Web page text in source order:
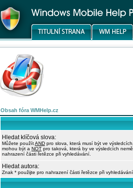
Obsah fóra WMHelp.cz
Hledat klíčová slova:
Můžete použítAND pro slova, která musí být ve výsledcích,
mohou být a NOT pro taková, která by ve výsledcích
nahrazení části řetězce při vyhledávání.
Hledat autora:
Znak * použijte pro nahrazení části řetězce při vyhledávání